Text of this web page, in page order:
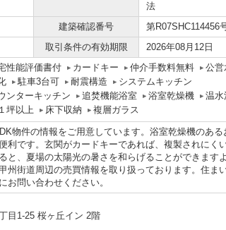
法
建築確認番号
第R07SHC114456
取引条件の有効期限 2026年08月12日
性能評価書付 カードキー 仲介手数料無料
公営
駐車3台可 耐震構造
システムキッチン
ンターキッチン 追焚機能浴室 浴室乾燥機
温水
坪以上 床下収納 複層ガラス
物件の情報をご用意しています。浴室乾燥機のある
利です。玄関がカードキーであれば、複製されにく
と、夏場の太陽光の暑さを和らげることができます
州街道周辺の売買情報を取り扱っております。住ま
お問い合わせください。
目1-25 桜ヶ丘イン 2階